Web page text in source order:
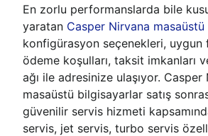
En zorlu performanslarda bile
yaratan Casper Nirvana
konfigürasyon seçenekleri, uygun
ödeme koşulları, taksit imkanları
ağı ile adresinize ulaşıyor. Casper
masaüstü bilgisayarlar satış
güvenilir servis hizmeti
servis, jet servis, turbo servis